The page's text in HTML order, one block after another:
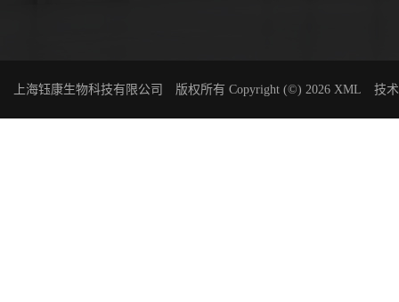
上海钰康生物科技有限公司 版权所有 Copyright (©) 2026 XML 技